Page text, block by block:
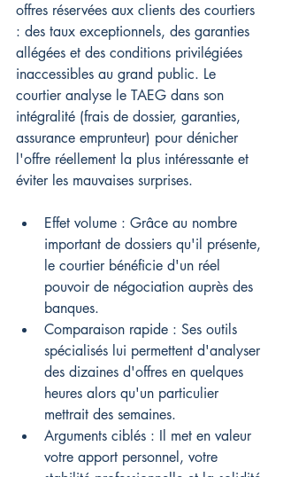
offres réservées aux clients des courtiers
: des taux exceptionnels, des garanties
allégées et des conditions privilégiées
inaccessibles au grand public. Le
courtier analyse le TAEG dans son
intégralité (frais de dossier, garanties,
assurance emprunteur) pour dénicher
l'offre réellement la plus intéressante et
éviter les mauvaises surprises.
Effet volume : Grâce au nombre
important de dossiers qu'il présente,
le courtier bénéficie d'un réel
pouvoir de négociation auprès des
banques.
Comparaison rapide : Ses outils
spécialisés lui permettent d'analyser
des dizaines d'offres en quelques
heures alors qu'un particulier
mettrait des semaines.
Arguments ciblés : Il met en valeur
votre apport personnel, votre